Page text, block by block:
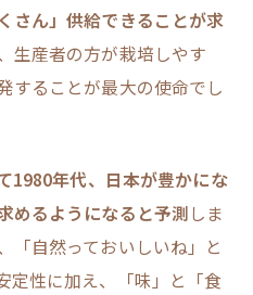
さん」供給できることが求
生産者の方が栽培しやす
することが最大の使命でし
1980年代、日本が豊かにな
めるようになると予測しま
「自然っておいしいね」と
定性に加え、「味」と「食